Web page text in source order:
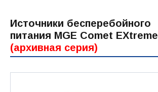
Источники бесперебойного
питания MGE Comet EXtreme
(архивная серия)